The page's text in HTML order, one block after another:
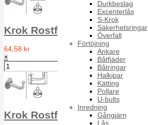
Durkbeslag
Excenterlås
S-Krok
Säkerhetsringar
Överfall
Förtöjning
Ankare
Båtfjäder
Båtringar
Halkipar
Kätting
Pollare
U-bults
Inredning
Gångjärn
Lås
Krok Rostfri Typ A, A2
64,58 kr
×
Krok Rostfri Typ B, A2